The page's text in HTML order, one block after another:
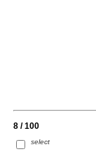
8 / 100
select